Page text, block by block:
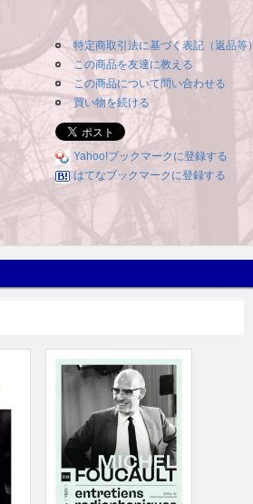
特定商取引法に基づく表記（返品等）
この商品を友達に教える
この商品について問い合わせる
買い物を続ける
Yahoo!ブックマークに登録する
はてなブックマークに登録する